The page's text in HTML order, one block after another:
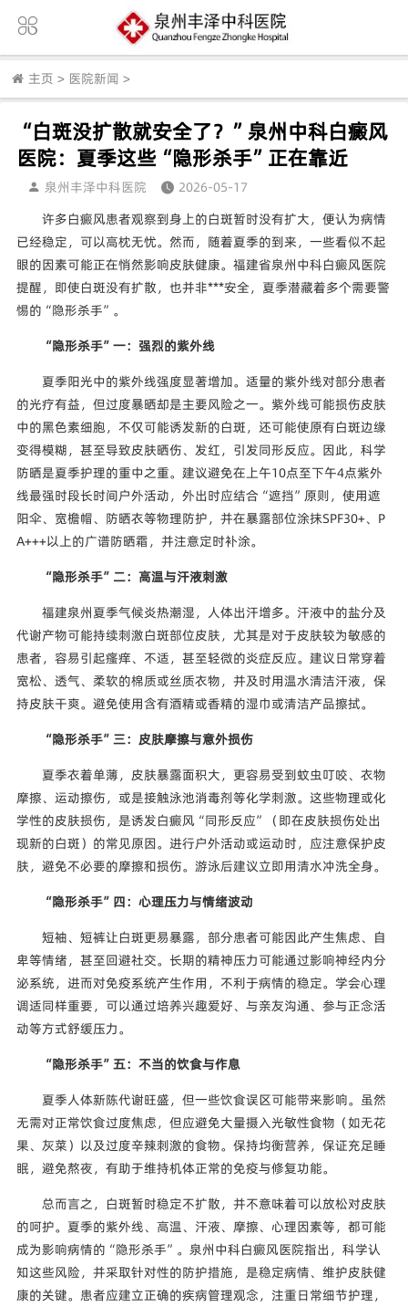
主页 > 医院新闻 >
“白斑没扩散就安全了？”泉州中科白癜风
医院：夏季这些“隐形杀手”正在靠近
泉州丰泽中科医院
2026-05-17
许多白癜风患者观察到身上的白斑暂时没有扩大，便认为病情
已经稳定，可以高枕无忧。然而，随着夏季的到来，一些看似不起
眼的因素可能正在悄然影响皮肤健康。福建省泉州中科白癜风医院
提醒，即使白斑没有扩散，也并非***安全，夏季潜藏着多个需要警
惕的“隐形杀手”。
“隐形杀手”一：强烈的紫外线
夏季阳光中的紫外线强度显著增加。适量的紫外线对部分患者
的光疗有益，但过度暴晒却是主要风险之一。紫外线可能损伤皮肤
中的黑色素细胞，不仅可能诱发新的白斑，还可能使原有白斑边缘
变得模糊，甚至导致皮肤晒伤、发红，引发同形反应。因此，科学
防晒是夏季护理的重中之重。建议避免在上午10点至下午4点紫外
线最强时段长时间户外活动，外出时应结合“遮挡”原则，使用遮
阳伞、宽檐帽、防晒衣等物理防护，并在暴露部位涂抹SPF30+、P
A+++以上的广谱防晒霜，并注意定时补涂。
“隐形杀手”二：高温与汗液刺激
福建泉州夏季气候炎热潮湿，人体出汗增多。汗液中的盐分及
代谢产物可能持续刺激白斑部位皮肤，尤其是对于皮肤较为敏感的
患者，容易引起瘙痒、不适，甚至轻微的炎症反应。建议日常穿着
宽松、透气、柔软的棉质或丝质衣物，并及时用温水清洁汗液，保
持皮肤干爽。避免使用含有酒精或香精的湿巾或清洁产品擦拭。
“隐形杀手”三：皮肤摩擦与意外损伤
夏季衣着单薄，皮肤暴露面积大，更容易受到蚊虫叮咬、衣物
摩擦、运动擦伤，或是接触泳池消毒剂等化学刺激。这些物理或化
学性的皮肤损伤，是诱发白癜风“同形反应”（即在皮肤损伤处出
现新的白斑）的常见原因。进行户外活动或运动时，应注意保护皮
肤，避免不必要的摩擦和损伤。游泳后建议立即用清水冲洗全身。
“隐形杀手”四：心理压力与情绪波动
短袖、短裤让白斑更易暴露，部分患者可能因此产生焦虑、自
卑等情绪，甚至回避社交。长期的精神压力可能通过影响神经内分
泌系统，进而对免疫系统产生作用，不利于病情的稳定。学会心理
调适同样重要，可以通过培养兴趣爱好、与亲友沟通、参与正念活
动等方式舒缓压力。
“隐形杀手”五：不当的饮食与作息
夏季人体新陈代谢旺盛，但一些饮食误区可能带来影响。虽然
无需对正常饮食过度焦虑，但应避免大量摄入光敏性食物（如无花
果、灰菜）以及过度辛辣刺激的食物。保持均衡营养，保证充足睡
眠，避免熬夜，有助于维持机体正常的免疫与修复功能。
总而言之，白斑暂时稳定不扩散，并不意味着可以放松对皮肤
的呵护。夏季的紫外线、高温、汗液、摩擦、心理因素等，都可能
成为影响病情的“隐形杀手”。泉州中科白癜风医院指出，科学认
知这些风险，并采取针对性的防护措施，是稳定病情、维护皮肤健
康的关键。患者应建立正确的疾病管理观念，注重日常细节护理，